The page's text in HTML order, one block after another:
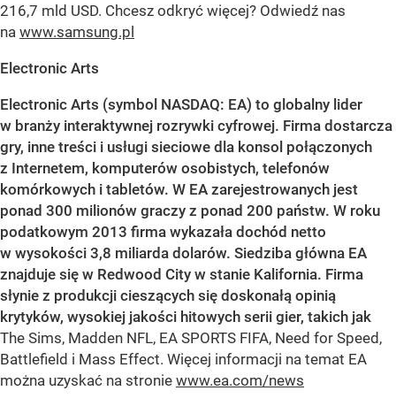
216,7 mld USD. Chcesz odkryć więcej? Odwiedź nas
na www.samsung.pl
Electronic Arts
Electronic Arts (symbol NASDAQ: EA) to globalny lider
w branży interaktywnej rozrywki cyfrowej. Firma dostarcza
gry, inne treści i usługi sieciowe dla konsol połączonych
z Internetem, komputerów osobistych, telefonów
komórkowych i tabletów. W EA zarejestrowanych jest
ponad 300 milionów graczy z ponad 200 państw. W roku
podatkowym 2013 firma wykazała dochód netto
w wysokości 3,8 miliarda dolarów. Siedziba główna EA
znajduje się w Redwood City w stanie Kalifornia. Firma
słynie z produkcji cieszących się doskonałą opinią
krytyków, wysokiej jakości hitowych serii gier, takich jak
The Sims, Madden NFL, EA SPORTS FIFA, Need for Speed,
Battlefield i Mass Effect. Więcej informacji na temat EA
można uzyskać na stronie www.ea.com/news